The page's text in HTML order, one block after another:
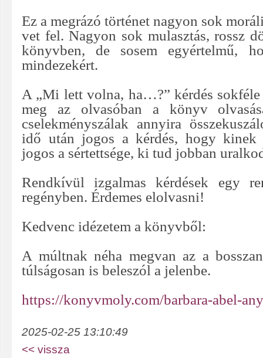
Ez a megrázó történet nagyon sok
vet fel. Nagyon sok mulasztás, rossz
könyvben, de sosem egyértelmű,
mindezekért.
A „Mi lett volna, ha…?” kérdés
meg az olvasóban a könyv
cselekményszálak annyira
idő után jogos a kérdés, hogy kinek
jogos a sértettsége, ki tud jobban
Rendkívül izgalmas kérdések egy
regényben. Érdemes elolvasni!
Kedvenc idézetem a könyvből:
A múltnak néha megvan az a
túlságosan is beleszól a jelenbe.
https://konyvmoly.com/barbara-abel-
2025-02-25 13:10:49
<< vissza